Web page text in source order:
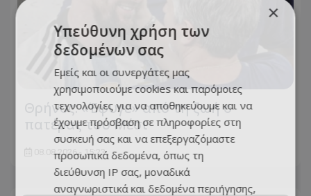
Θρήνος: «Έφυγε» από τη ζωή ο
πατέρας του Μέσι
08.08.2026 - 15:23
×
Υπεύθυνη χρήση των
δεδομένων σας
Εμείς και οι συνεργάτες μας
χρησιμοποιούμε cookies και παρόμοιες
τεχνολογίες για να αποθηκεύουμε και να
έχουμε πρόσβαση σε πληροφορίες στη
συσκευή σας και να επεξεργαζόμαστε
προσωπικά δεδομένα, όπως τη
διεύθυνση IP σας, μοναδικά
αναγνωριστικά και δεδομένα περιήγησης,